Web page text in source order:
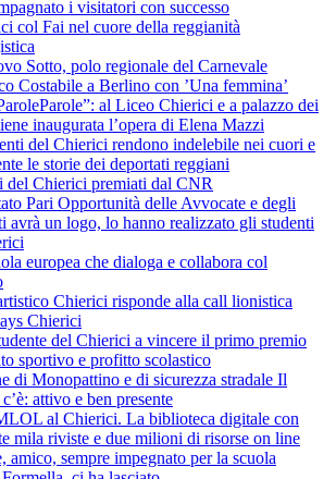
i visitatori con successo
col Fai nel cuore della reggianità
Sotto, polo regionale del Carnevale
Costabile a Berlino con ’Una femmina’
al Liceo Chierici e a palazzo dei
inaugurata l’opera di Elena Mazzi
del Chierici rendono indelebile nei cuori e
le storie dei deportati reggiani
del Chierici premiati dal CNR
Pari Opportunità delle Avvocate e degli
avrà un logo, lo hanno realizzato gli studenti
europea che dialoga e collabora col
Chierici risponde alla call lionistica
Chierici
del Chierici a vincere il primo premio
sportivo e profitto scolastico
di Monopattino e di sicurezza stradale Il
attivo e ben presente
al Chierici. La biblioteca digitale con
mila riviste e due milioni di risorse on line
amico, sempre impegnato per la scuola